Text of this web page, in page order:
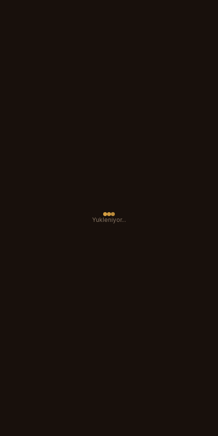
Yukleniyor...